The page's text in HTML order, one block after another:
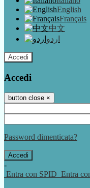
English
Français
中文
اردو
Accedi
Accedi
button close ×
Password dimenticata?
-
Entra con SPID Entra